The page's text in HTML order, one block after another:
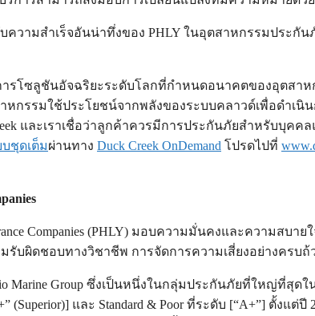
ความสำเร็จอันน่าทึ่งของ PHLY ในอุตสาหกรรมประกั
ริการโซลูชันอัจฉริยะระดับโลกที่กำหนดอนาคตของอุต
กรรมใช้ประโยชน์จากพลังของระบบคลาวด์เพื่อดำเ
และเราเชื่อว่าลูกค้าควรมีการประกันภัยสำหรับบุ
ชุดเต็มผ่านทาง Duck Creek OnDemand โปรดไปที่
Companies (PHLY) มอบความมั่นคงและความ
บผิดชอบทางวิชาชีพ การจัดการความเสี่ยงอย่างครบ
Marine Group ซึ่งเป็นหนึ่งในกลุ่มประกันภัยที่ใหญ่ที่สุด
(Superior)] และ Standard & Poor ที่ระดับ [“A+”] ตั้ง